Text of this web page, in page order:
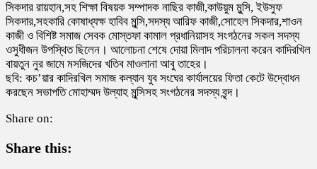
সিকদার রায়হান,সহ শিক্ষা বিষয়ক সম্পাদক নাছির কাজী,কাউয়ুম মুন্সি, ইউসুফ
সিকদার,সহকারি কোষাধ্যক্ষ হাবিব মুন্সি,সদস্য আরিফ কাজী,সোহেল সিকদার,শাওন
কাজী ও বিশিষ্ট সমাজ সেবক মোস্তফা কামাল প্রধানিয়াসহ সংগঠনের সকল সদস্য
ওসুধীজন উপস্থিত ছিলেন। আলোচনা শেষে দোয়া মিলাদ পরিচালনা করেন কাদিরখিল
বায়তুন নুর জামে মসজিদের খতিব মাওলানা আবু তাহের।
ছবি: কচ’য়ার কাদিরখিল সমাজ কল্যান যুব সংঘের কার্যালয়ের ফিতা কেটে উদ্বোধন
করছেন সভাপতি মোহাম্মদ উল্যাহ মুন্সিসহ সংগঠনের সদস্য বৃন্দ।
Share on:
Share this: